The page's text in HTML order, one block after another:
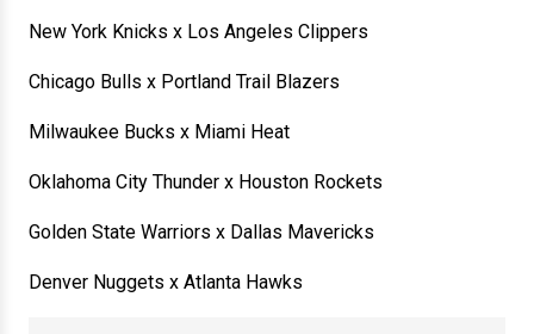
New York Knicks x Los Angeles Clippers
Chicago Bulls x Portland Trail Blazers
Milwaukee Bucks x Miami Heat
Oklahoma City Thunder x Houston Rockets
Golden State Warriors x Dallas Mavericks
Denver Nuggets x Atlanta Hawks